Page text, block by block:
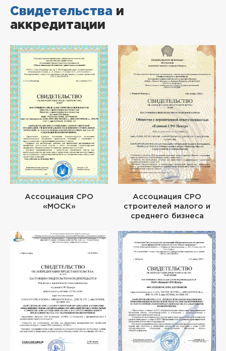
Свидетельства и
аккредитации
Ассоциация СРО
«МОСК»
Ассоциация СРО
строителей малого и
среднего бизнеса